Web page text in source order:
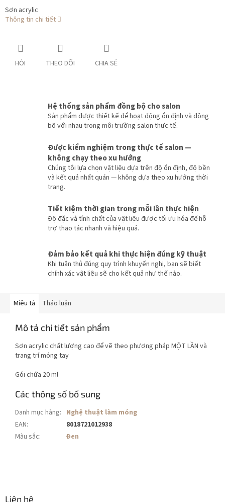
Sơn acrylic
Thông tin chi tiết
HỎI THEO DÕI CHIA SẺ
Hệ thống sản phẩm đồng bộ cho salon
Sản phẩm được thiết kế để hoạt động ổn định và đồng
bộ với nhau trong môi trường salon thực tế.
Được kiểm nghiệm trong thực tế salon —
không chạy theo xu hướng
Chúng tôi lựa chọn vật liệu dựa trên độ ổn định, độ bền
và kết quả nhất quán — không dựa theo xu hướng thời
trang.
Tiết kiệm thời gian trong mỗi lần thực hiện
Độ đặc và tính chất của vật liệu được tối ưu hóa để hỗ
trợ thao tác nhanh và hiệu quả.
Đảm bảo kết quả khi thực hiện đúng kỹ thuật
Khi tuân thủ đúng quy trình khuyến nghị, bạn sẽ biết
chính xác vật liệu sẽ cho kết quả như thế nào.
Miêu tả Thảo luận
Mô tả chi tiết sản phẩm
Sơn acrylic chất lượng cao để vẽ theo phương pháp MỘT LẦN và
trang trí móng tay
Gói chứa 20 ml
Các thông số bổ sung
Danh mục hàng: Nghệ thuật làm móng
EAN:
8018721012938
Màu sắc: Đen
Liên hệ